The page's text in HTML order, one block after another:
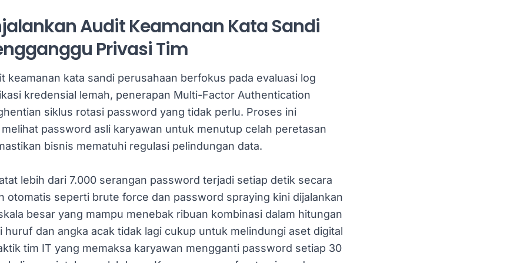
Audit Keamanan Kata Sandi
Privasi Tim
keamanan kata sandi perusahaan berfokus pada evaluasi log
kredensial lemah, penerapan Multi-Factor Authentication
siklus rotasi password yang tidak perlu. Proses ini
password asli karyawan untuk menutup celah peretasan
bisnis mematuhi regulasi pelindungan data.
lebih dari 7.000 serangan password terjadi setiap detik secara
otomatis seperti brute force dan password spraying kini dijalankan
besar yang mampu menebak ribuan kombinasi dalam hitungan
huruf dan angka acak tidak lagi cukup untuk melindungi aset digital
tim IT yang memaksa karyawan mengganti password setiap 30